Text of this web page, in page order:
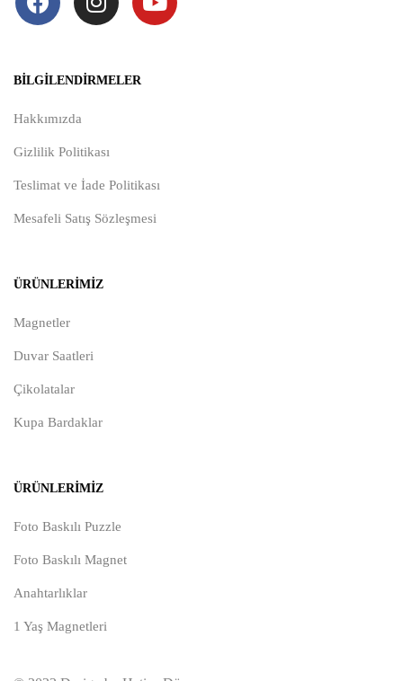
BILGILENDIRMELER
Hakkımızda
Gizlilik Politikası
Teslimat ve İade Politikası
Mesafeli Satış Sözleşmesi
ÜRÜNLERIMIZ
Magnetler
Duvar Saatleri
Çikolatalar
Kupa Bardaklar
ÜRÜNLERIMIZ
Foto Baskılı Puzzle
Foto Baskılı Magnet
Anahtarlıklar
1 Yaş Magnetleri